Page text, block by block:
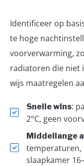
Identificeer op
te hoge
voorverwarming,
radiatoren die niet
wijs maatregelen
Snelle wins:
2°C, geen
Middellange
temperaturen,
slaapkamer